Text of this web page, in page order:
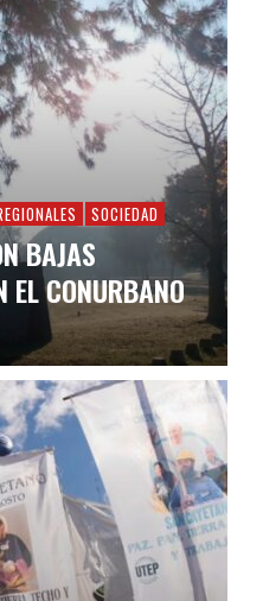
SOCIEDAD
BAJAS
EL CONURBANO